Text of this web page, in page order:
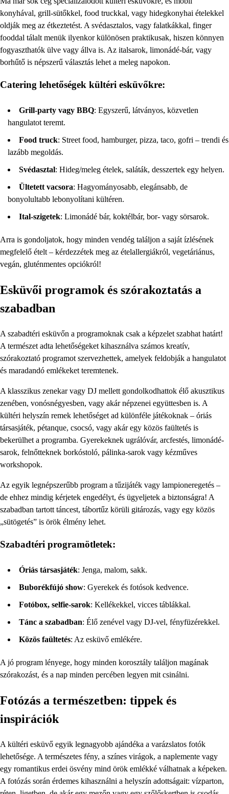
konyhával, grill-sütőkkel, food truckkal, vagy hidegkonyhai ételekkel
oldják meg az étkeztetést. A svédasztalos, vagy falatkákkal, finger
fooddal tálalt menük ilyenkor különösen praktikusak, hiszen könnyen
fogyaszthatók ülve vagy állva is. Az italsarok, limonádé-bár, vagy
borhűtő is népszerű választás lehet a meleg napokon.
Catering lehetőségek kültéri esküvőkre:
Grill-party vagy BBQ: Egyszerű, látványos, közvetlen
hangulatot teremt.
Food truck: Street food, hamburger, pizza, taco, gofri – trendi és
lazább megoldás.
Svédasztal: Hideg/meleg ételek, saláták, desszertek egy helyen.
Ültetett vacsora: Hagyományosabb, elegánsabb, de
bonyolultabb lebonyolítani kültéren.
Ital-szigetek: Limonádé bár, koktélbár, bor- vagy sörsarok.
Arra is gondoljatok, hogy minden vendég találjon a saját ízlésének
megfelelő ételt – kérdezzétek meg az ételallergiákról, vegetáriánus,
vegán, gluténmentes opciókról!
Esküvői programok és szórakoztatás a
szabadban
A szabadtéri esküvőn a programoknak csak a képzelet szabhat határt!
A természet adta lehetőségeket kihasználva számos kreatív,
szórakoztató programot szervezhettek, amelyek feldobják a hangulatot
és maradandó emlékeket teremtenek.
A klasszikus zenekar vagy DJ mellett gondolkodhattok élő akusztikus
zenében, vonósnégyesben, vagy akár népzenei együttesben is. A
kültéri helyszín remek lehetőséget ad különféle játékoknak – óriás
társasjáték, pétanque, csocsó, vagy akár egy közös faültetés is
bekerülhet a programba. Gyerekeknek ugrálóvár, arcfestés, limonádé-
sarok, felnőtteknek borkóstoló, pálinka-sarok vagy kézműves
workshopok.
Az egyik legnépszerűbb program a tűzijáték vagy lampioneregetés –
de ehhez mindig kérjetek engedélyt, és ügyeljetek a biztonságra! A
szabadban tartott táncest, tábortűz körüli gitározás, vagy egy közös
„sütögetés” is örök élmény lehet.
Szabadtéri programötletek:
Óriás társasjáték: Jenga, malom, sakk.
Buborékfújó show: Gyerekek és fotósok kedvence.
Fotóbox, selfie-sarok: Kellékekkel, vicces táblákkal.
Tánc a szabadban: Élő zenével vagy DJ-vel, fényfüzérekkel.
Közös faültetés: Az esküvő emlékére.
A jó program lényege, hogy minden korosztály találjon magának
szórakozást, és a nap minden percében legyen mit csinálni.
Fotózás a természetben: tippek és
inspirációk
A kültéri esküvő egyik legnagyobb ajándéka a varázslatos fotók
lehetősége. A természetes fény, a színes virágok, a naplemente vagy
egy romantikus erdei ösvény mind örök emlékké válhatnak a képeken.
A fotózás során érdemes kihasználni a helyszín adottságait: vízparton,